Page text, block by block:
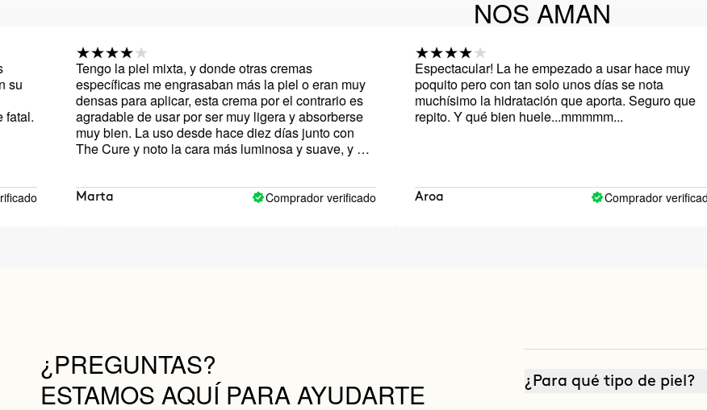
NOS AMAN
Tengo la piel mixta, y donde otras cremas
específicas me engrasaban más la piel o eran muy
densas para aplicar, esta crema por el contrario es
agradable de usar por ser muy ligera y absorberse
muy bien. La uso desde hace diez días junto con
The Cure y noto la cara más luminosa y suave, y el
los resultados que veo, me gustan.
Marta Comprador verificado
Espectacular! La he empezado a usar hace muy
poquito pero con tan solo unos días se nota
muchísimo la hidratación que aporta. Seguro que
repito. Y qué bien huele...mmmmm...
Aroa Comprador verificado
su
¿PREGUNTAS?
ESTAMOS AQUÍ PARA AYUDARTE
¿Para qué tipo de piel?